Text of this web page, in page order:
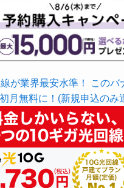
が業界最安水準！ このバ
初月無料に！(新規申込のみ